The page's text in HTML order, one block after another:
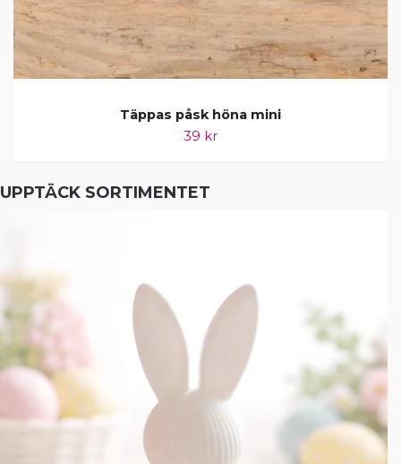
UPPTÄCK SORTIMENTET
Täppas påsk höna mini
39 kr